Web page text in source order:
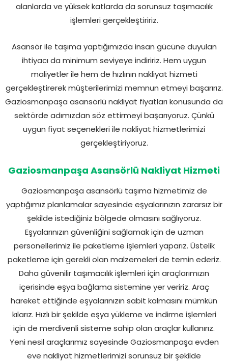
alanlarda ve yüksek katlarda da sorunsuz taşımacılık
işlemleri gerçekleştiririz.
Asansör ile taşıma yaptığımızda insan gücüne duyulan
ihtiyacı da minimum seviyeye indiririz. Hem uygun
maliyetler ile hem de hızlının nakliyat hizmeti
gerçekleştirerek müşterilerimizi memnun etmeyi başarırız.
Gaziosmanpaşa asansörlü nakliyat fiyatları konusunda da
sektörde adımızdan söz ettirmeyi başarıyoruz. Çünkü
uygun fiyat seçenekleri ile nakliyat hizmetlerimizi
gerçekleştiriyoruz.
Gaziosmanpaşa Asansörlü Nakliyat Hizmeti
Gaziosmanpaşa asansörlü taşıma hizmetimiz de
yaptığımız planlamalar sayesinde eşyalarınızın zararsız bir
şekilde istediğiniz bölgede olmasını sağlıyoruz.
Eşyalarınızın güvenliğini sağlamak için de uzman
personellerimiz ile paketleme işlemleri yaparız. Üstelik
paketleme için gerekli olan malzemeleri de temin ederiz.
Daha güvenilir taşımacılık işlemleri için araçlarımızın
içerisinde eşya bağlama sistemine yer veririz. Araç
hareket ettiğinde eşyalarınızın sabit kalmasını mümkün
kılarız. Hızlı bir şekilde eşya yükleme ve indirme işlemleri
için de merdivenli sisteme sahip olan araçlar kullanırız.
Yeni nesil araçlarımız sayesinde Gaziosmanpaşa evden
eve nakliyat hizmetlerimizi sorunsuz bir şekilde